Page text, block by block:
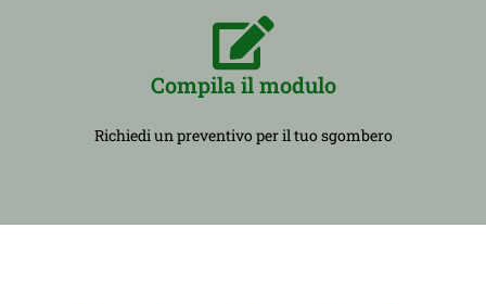
Compila il modulo
Richiedi un preventivo per il tuo sgombero